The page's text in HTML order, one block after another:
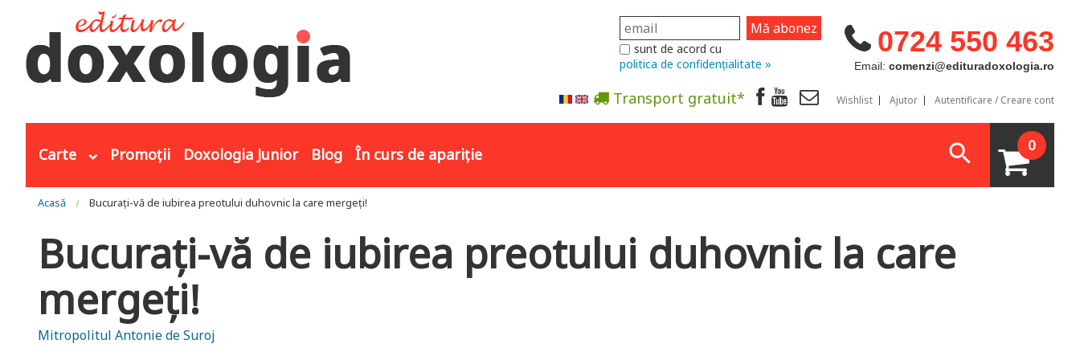
0724 550 463
Email: comenzi@edituradoxologia.ro
sunt de acord cu
politica de confidențialitate »
Transport gratuit* Wishlist Ajutor Autentificare / Creare cont
Carte Promoții Doxologia Junior Blog În curs de apariție 0
Eşti aici
Acasă Bucuraţi-vă de iubirea preotului duhovnic la care mergeţi!
Bucuraţi-vă de iubirea preotului duhovnic la care
mergeţi!
Mitropolitul Antonie de Suroj